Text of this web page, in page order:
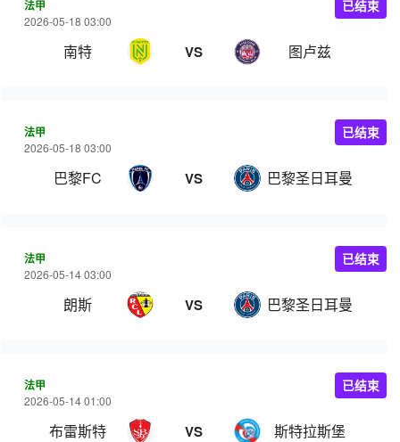
法甲
2026-05-18 03:00
南特 VS 图卢兹
已结束
法甲
2026-05-18 03:00
巴黎FC VS 巴黎圣日耳曼
已结束
法甲
2026-05-14 03:00
朗斯 VS 巴黎圣日耳曼
已结束
法甲
2026-05-14 01:00
布雷斯特 VS 斯特拉斯堡
已结束